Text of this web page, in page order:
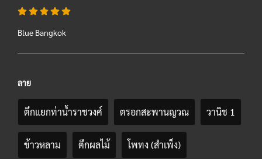
Blue Bangkok
ลาย
ตึกแยกท่าน้ำราชวงศ์ ตรอกสะพานญวณ วานิช 1
ข้าวหลาม ตึกผลไม้ โพทง (สำเพ็ง)